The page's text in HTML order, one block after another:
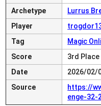
Archetype
Lurrus
Player
Tag
Magic
Score
3rd Place
Date
2026/02/
Source
https://
enge-32-